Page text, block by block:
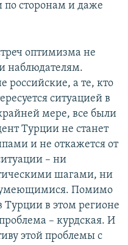
по сторонам и даже
оптимизма не
наблюдателям.
российские, а те, кто
ситуацией в
мере, все были
Турции не станет
и не откажется от
– ни
шагами, ни
Помимо
Турции в этом регионе
– курдская. И
этой проблемы с